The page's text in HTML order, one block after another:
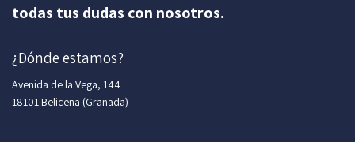
todas tus dudas con nosotros.
¿Dónde estamos?
Avenida de la Vega, 144
18101 Belicena (Granada)